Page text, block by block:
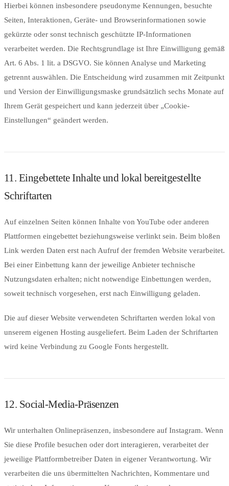
Hierbei können insbesondere pseudonyme Kennungen, besuchte
Seiten, Interaktionen, Geräte- und Browserinformationen sowie
gekürzte oder sonst technisch geschützte IP-Informationen
verarbeitet werden. Die Rechtsgrundlage ist Ihre Einwilligung gemäß
Art. 6 Abs. 1 lit. a DSGVO. Sie können Analyse und Marketing
getrennt auswählen. Die Entscheidung wird zusammen mit Zeitpunkt
und Version der Einwilligungsmaske grundsätzlich sechs Monate auf
Ihrem Gerät gespeichert und kann jederzeit über „Cookie-
Einstellungen“ geändert werden.
11. Eingebettete Inhalte und lokal bereitgestellte
Schriftarten
Auf einzelnen Seiten können Inhalte von YouTube oder anderen
Plattformen eingebettet beziehungsweise verlinkt sein. Beim bloßen
Link werden Daten erst nach Aufruf der fremden Website verarbeitet.
Bei einer Einbettung kann der jeweilige Anbieter technische
Nutzungsdaten erhalten; nicht notwendige Einbettungen werden,
soweit technisch vorgesehen, erst nach Einwilligung geladen.
Die auf dieser Website verwendeten Schriftarten werden lokal von
unserem eigenen Hosting ausgeliefert. Beim Laden der Schriftarten
wird keine Verbindung zu Google Fonts hergestellt.
12. Social-Media-Präsenzen
Wir unterhalten Onlinepräsenzen, insbesondere auf Instagram. Wenn
Sie diese Profile besuchen oder dort interagieren, verarbeitet der
jeweilige Plattformbetreiber Daten in eigener Verantwortung. Wir
verarbeiten die uns übermittelten Nachrichten, Kommentare und